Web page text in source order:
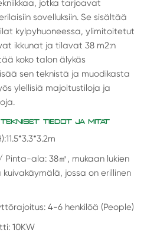
jotka tarjoavat
sovelluksiin. Se sisältää
kylpyhuoneessa, ylimitoitetut
ikkunat ja tilavat 38 m2:n
koko talon älykäs
sen teknistä ja muodikasta
ylellisiä majoitustiloja ja
TIEDOT JA MITAT
Pinta-ala: 38㎡, mukaan lukien
jossa on erillinen
4-6 henkilöä (People)
10KW